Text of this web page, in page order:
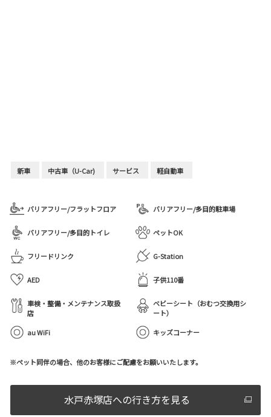
新車 中古車（U-Car) サービス 軽自動車
バリアフリー/フラットフロア バリアフリー/多目的駐車場
バリアフリー/多目的トイレ ペットOK
フリードリンク G-Station
AED 子供110番
車検・整備・メンテナンス取扱
店
ベビーシート（おむつ交換用シ
ート）
au WiFi
キッズコーナー
※ペット同伴の場合、他のお客様にご配慮をお願いいたします。
水戸赤塚店への行き方を見る